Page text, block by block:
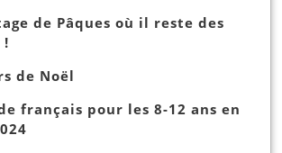
de Pâques où il reste des
!
de Noël
français pour les 8-12 ans en